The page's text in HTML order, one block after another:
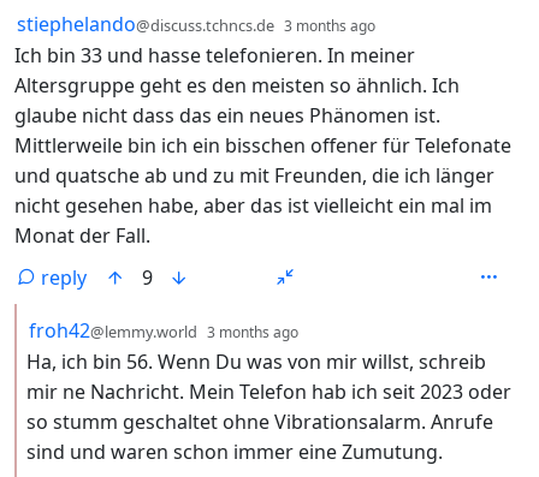
by
stiephelando@discuss.tchncs.de 3 months ago
Ich bin 33 und hasse telefonieren. In meiner
Altersgruppe geht es den meisten so ähnlich. Ich
glaube nicht dass das ein neues Phänomen ist.
Mittlerweile bin ich ein bisschen offener für Telefonate
und quatsche ab und zu mit Freunden, die ich länger
nicht gesehen habe, aber das ist vielleicht ein mal im
Monat der Fall.
reply
9
by
froh42@lemmy.world 3 months ago
Ha, ich bin 56. Wenn Du was von mir willst, schreib
mir ne Nachricht. Mein Telefon hab ich seit 2023 oder
so stumm geschaltet ohne Vibrationsalarm. Anrufe
sind und waren schon immer eine Zumutung.